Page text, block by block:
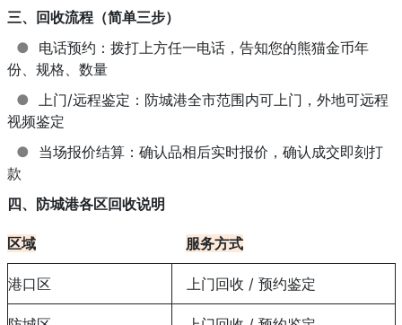
三、回收流程（简单三步）
● 电话预约：拨打上方任一电话，告知您的熊猫金币年
份、规格、数量
●
上门/远程鉴定：防城港全市范围内可上门，外地可远程
视频鉴定
● 当场报价结算：确认品相后实时报价，确认成交即刻打
款
四、防城港各区回收说明
区域 服务方式
港口区 上门回收 / 预约鉴定